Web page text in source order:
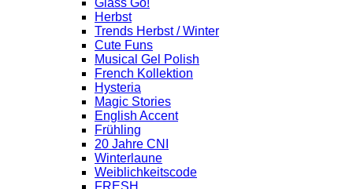
Herbst
Trends Herbst / Winter
Cute Funs
Musical Gel Polish
French Kollektion
Hysteria
Magic Stories
English Accent
Frühling
20 Jahre CNI
Winterlaune
Weiblichkeitscode
FRESH